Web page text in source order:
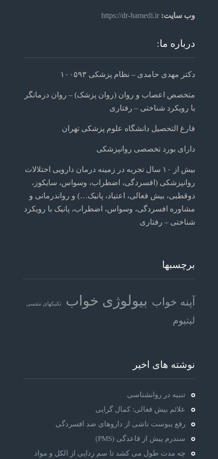
وب سایت: https://dr-hamedi.ir
درباره ما:
دکتر مهدی حامدی – نظام پزشکی ۱۰۰۵۹۳
متخصص اعصاب و روان (روان پزشک) – روان درمانگر
با رویکرد شناختی – رفتاری
فارغ التحصیل دانشگاه علوم پزشکی تهران
دارای بورد تخصصی روانپزشکی
بیش از ۱۰ سال تجربه در زمینه درمان دارویی اختلالات
روانپزشکی (افسردگی، اضطراب، وسواس، سایکوز،
دوقطبی، بیش فعالی، اعتیاد، پانیک…) و رواندرمانی و
مشاوره افسردگی، وسواس، اضطراب، پانیک با رویکرد
شناختی – رفتاری
برچسبها
آپنه خواب بیولوژی خواب تکنیکهای تنفسی
لیتیوم
نوشته های اخیر
تنبیه در روانشناسی
علائم بیش فعالی: کمال گرایی
رفع یبوست ناشی از داروهای ضد افسردگی
سندرم پیش از قاعدگی (PMS)
چه مدت طول می کشد تا سم زدایی از الکل و مواد